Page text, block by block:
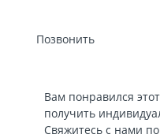
Позвонить
Вам понравился
получить
Свяжитесь с нами